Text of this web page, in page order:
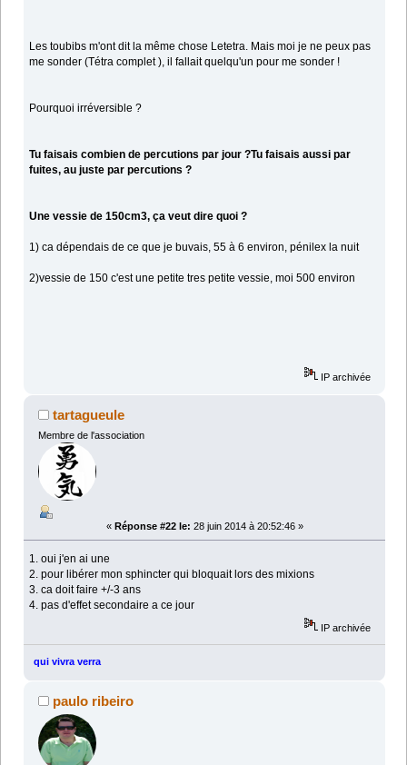
Les toubibs m'ont dit la même chose Letetra. Mais moi je ne peux pas
me sonder (Tétra complet ), il fallait quelqu'un pour me sonder !
Pourquoi irréversible ?
Tu faisais combien de percutions par jour ?Tu faisais aussi par
fuites, au juste par percutions ?
Une vessie de 150cm3, ça veut dire quoi ?
1) ca dépendais de ce que je buvais, 55 à 6 environ, pénilex la nuit
2)vessie de 150 c'est une petite tres petite vessie, moi 500 environ
IP archivée
tartagueule
Membre de l'association
« Réponse #22 le: 28 juin 2014 à 20:52:46 »
1. oui j'en ai une
2. pour libérer mon sphincter qui bloquait lors des mixions
3. ca doit faire +/-3 ans
4. pas d'effet secondaire a ce jour
IP archivée
qui vivra verra
paulo ribeiro